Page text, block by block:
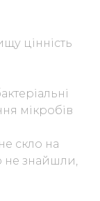
цінність
мікробів
скло на
не знайшли,